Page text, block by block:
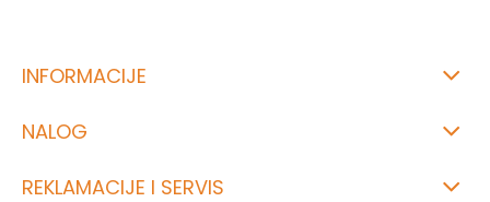
INFORMACIJE
NALOG
REKLAMACIJE I SERVIS